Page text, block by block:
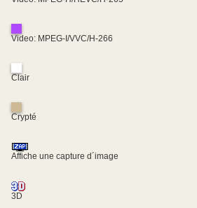
Video: MPEG-I/VVC/H-266
Clair
Crypté
Affiche une capture d´image
3D